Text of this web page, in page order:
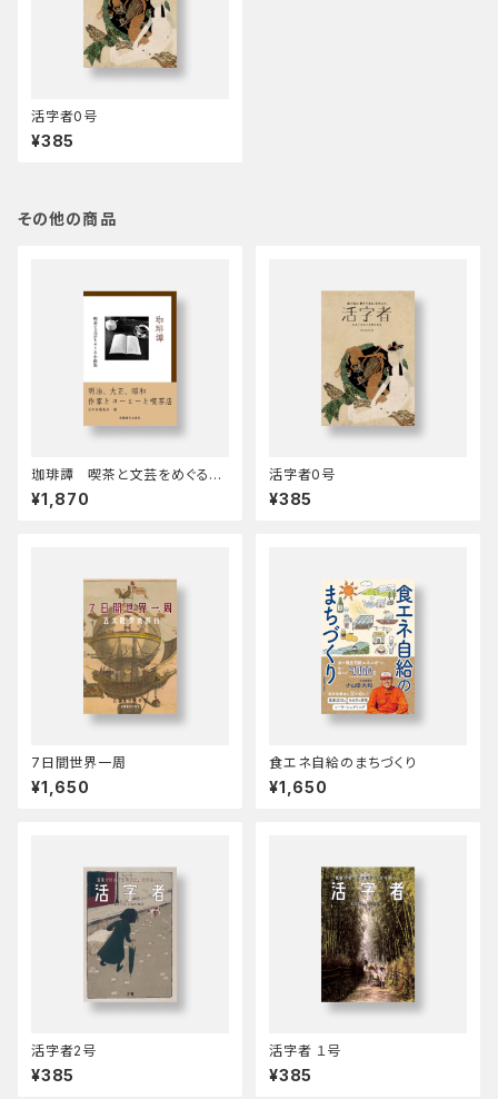
活字者0号
¥385
その他の商品
珈琲譚 喫茶と文芸をめぐる小
曲集
¥1,870
活字者0号
¥385
7日間世界一周
¥1,650
食エネ自給のまちづくり
¥1,650
活字者2号
¥385
活字者 １号
¥385